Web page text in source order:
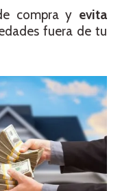
compra y evita
fuera de tu